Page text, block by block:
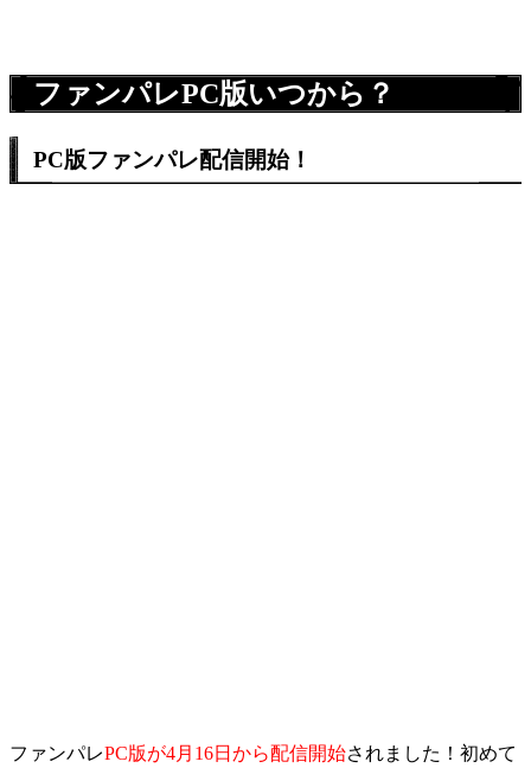
ファンパレPC版いつから？
PC版ファンパレ配信開始！
ファンパレPC版が4月16日から配信開始されました！初めて